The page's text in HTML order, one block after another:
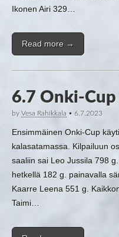
Ikonen Airi 329…
Read more →
6.7 Onki-
by Vesa Rahikkala • 6.7.2023
Ensimmäinen Onki-Cup
kalasatamassa. Kilpailuun
saaliin sai Leo Jussila 798
hetkellä 182 g. painavalla
Kaarre Leena 551 g.
Taimi…